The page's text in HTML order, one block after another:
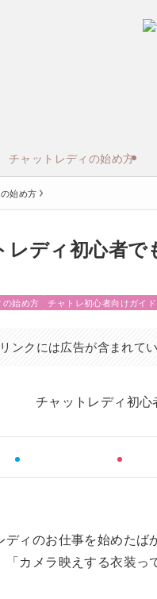
チャットレディの始め方
始め方
レディ初心者
の始め方 チャトレ初心者向けガイド
ンクには広告が含まれてい
ディのお仕事を始めた
「カメラ映えする衣装っ